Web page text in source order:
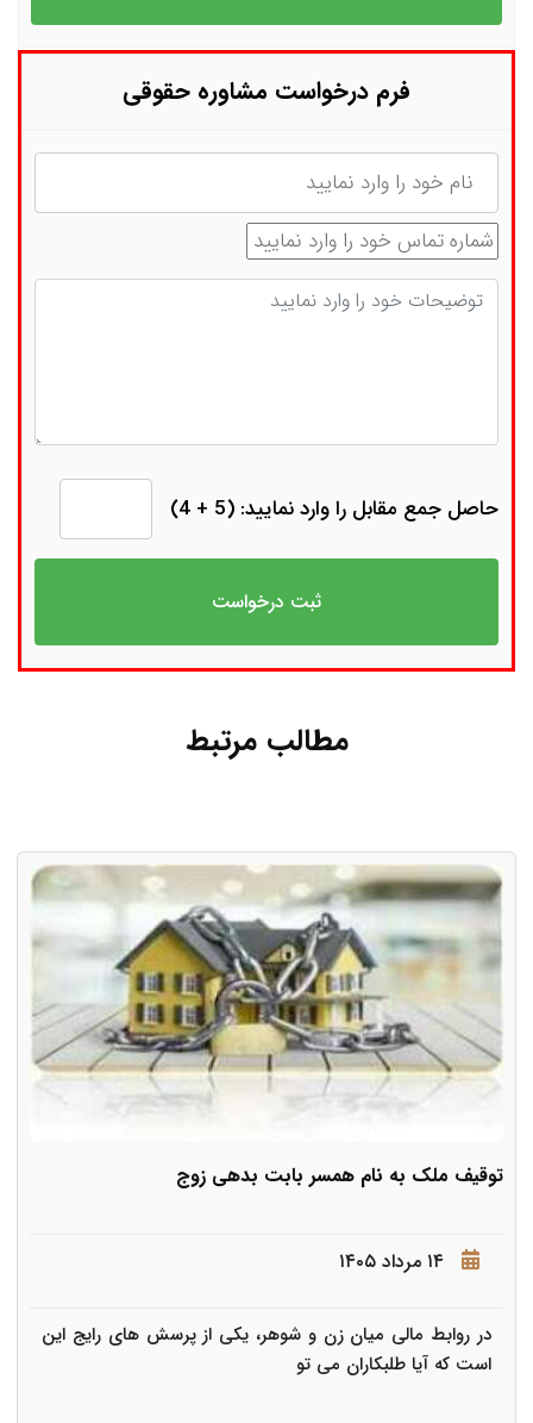
فرم درخواست مشاوره حقوقی
نام
شماره تماس
توضیحات
حاصل جمع مقابل را وارد نمایید: (5 + 4)
مطالب مرتبط
توقیف ملک به نام همسر بابت بدهی زوج
۱۴ مرداد ۱۴۰۵
در روابط مالی میان زن و شوهر، یکی از پرسش های رایج این
است که آیا طلبکاران می تو